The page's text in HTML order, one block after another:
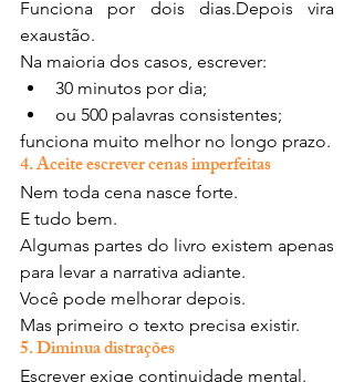
Funciona por dois dias.Depois vira
exaustão.
Na maioria dos casos, escrever:
30 minutos por dia;
ou 500 palavras consistentes;
funciona muito melhor no longo prazo.
4. Aceite escrever cenas imperfeitas
Nem toda cena nasce forte.
E tudo bem.
Algumas partes do livro existem apenas
para levar a narrativa adiante.
Você pode melhorar depois.
Mas primeiro o texto precisa existir.
5. Diminua distrações
Escrever exige continuidade mental.